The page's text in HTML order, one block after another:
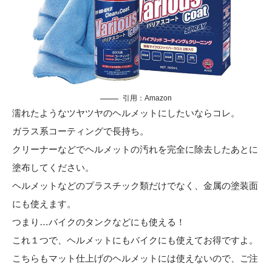
引用： Amazon
濡れたようなツヤツヤのヘルメットにしたいならコレ。
ガラス系コーティングで長持ち。
クリーナーなどでヘルメットの汚れを完全に除去したあとに
塗布してください。
ヘルメットなどのプラスチック類だけでなく、金属の塗装面
にも使えます。
つまり…バイクのタンクなどにも使える！
これ１つで、ヘルメットにもバイクにも使えてお得ですよ。
こちらもマット仕上げのヘルメットには使えないので、ご注